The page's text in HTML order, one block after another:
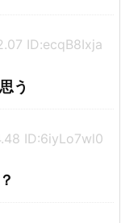
ID:ecqB8Ixja
う
ID:6iyLo7wl0